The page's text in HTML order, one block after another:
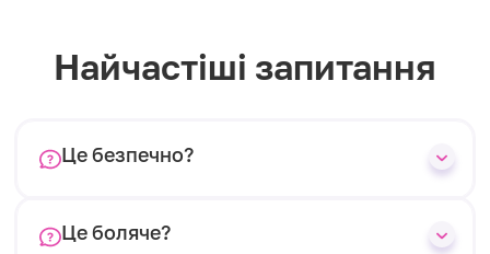
Найчастіші запитання
Це безпечно?
Це боляче?